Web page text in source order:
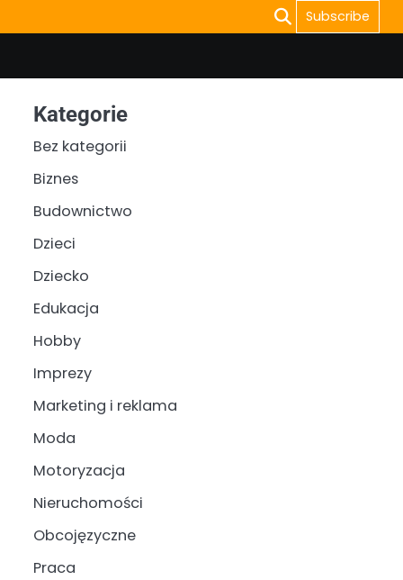
Subscribe
Kategorie
Bez kategorii
Biznes
Budownictwo
Dzieci
Dziecko
Edukacja
Hobby
Imprezy
Marketing i reklama
Moda
Motoryzacja
Nieruchomości
Obcojęzyczne
Praca